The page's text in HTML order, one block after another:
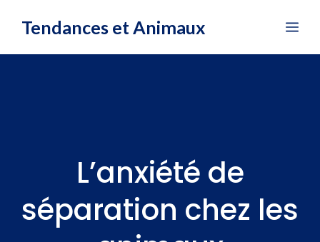
Tendances et Animaux
L’anxiété de
séparation chez les